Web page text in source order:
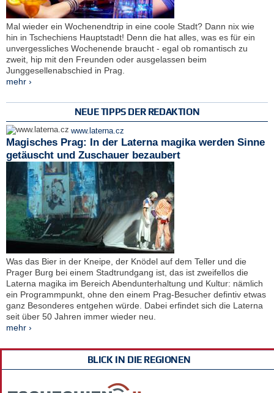
Mal wieder ein Wochenendtrip in eine coole Stadt? Dann nix wie
hin in Tschechiens Hauptstadt! Denn die hat alles, was es für ein
unvergessliches Wochenende braucht - egal ob romantisch zu
zweit, hip mit den Freunden oder ausgelassen beim
Junggesellenabschied in Prag.
mehr ›
NEUE TIPPS DER REDAKTION
www.laterna.cz
Magisches Prag: In der Laterna magika werden Sinne
getäuscht und Zuschauer bezaubert
Was das Bier in der Kneipe, der Knödel auf dem Teller und die
Prager Burg bei einem Stadtrundgang ist, das ist zweifellos die
Laterna magika im Bereich Abendunterhaltung und Kultur: nämlich
ein Programmpunkt, ohne den einem Prag-Besucher defintiv etwas
ganz Besonderes entgehen würde. Dabei erfindet sich die Laterna
seit über 50 Jahren immer wieder neu.
mehr ›
BLICK IN DIE REGIONEN